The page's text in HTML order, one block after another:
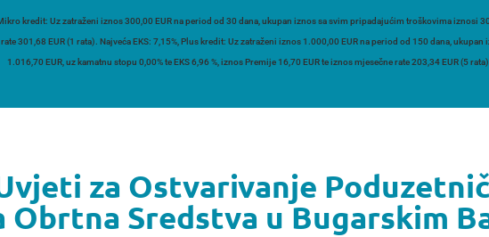
kredit: Uz zatraženi iznos 300,00 EUR na period od 30 dana, ukupan iznos sa svim pripadajućim troškovima iznosi
301,68 EUR (1 rata). Najveća EKS: 7,15%, Plus kredit: Uz zatraženi iznos 1.000,00 EUR na period od 150 dana,
1.016,70 EUR, uz kamatnu stopu 0,00% te EKS 6,96 %, iznos Premije 16,70 EUR te iznos mjesečne rate 203,34 EUR (5
za Ostvarivanje
Obrtna Sredstva u Bugarskim